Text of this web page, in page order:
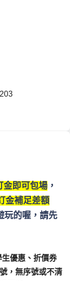
金即可包場 ，
金補足差額
玩的喔，請先
優惠、折價券
，無序號或不清